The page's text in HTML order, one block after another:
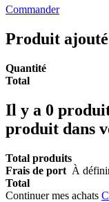
Commander
Produit ajouté
Quantité
Total
Il y a 0
produit dans
Total produits
Frais de port À
Total
Continuer mes achats